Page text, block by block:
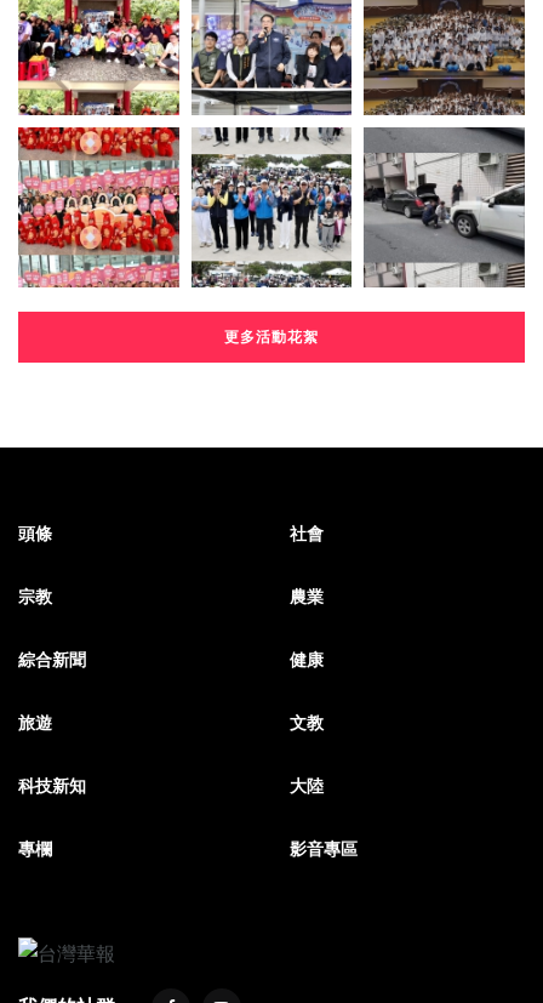
更多活動花絮
頭條 社會
宗教 農業
綜合新聞 健康
旅遊 文教
科技新知 大陸
專欄 影音專區